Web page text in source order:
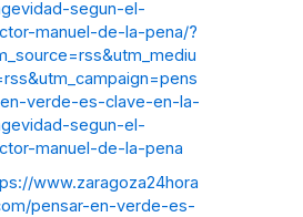
segun-el-
manuel-de-la-pena/?
verde-es-clave-en-la-
segun-el-
manuel-de-la-pena
www.zaragoza24hora
pensar-en-verde-es-